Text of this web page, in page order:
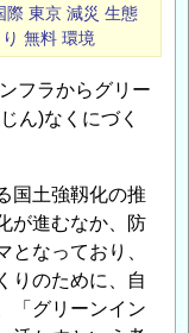
際 東京 減災 生態
無料 環境
フラからグリー
)なくにづく
国土強靱化の推
が進むなか、防
となっており、
りのために、自
「グリーンイン